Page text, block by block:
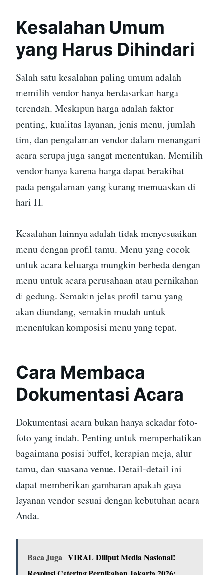
Kesalahan Umum
yang Harus Dihindari
Salah satu kesalahan paling umum adalah
memilih vendor hanya berdasarkan harga
terendah. Meskipun harga adalah faktor
penting, kualitas layanan, jenis menu, jumlah
tim, dan pengalaman vendor dalam menangani
acara serupa juga sangat menentukan. Memilih
vendor hanya karena harga dapat berakibat
pada pengalaman yang kurang memuaskan di
hari H.
Kesalahan lainnya adalah tidak menyesuaikan
menu dengan profil tamu. Menu yang cocok
untuk acara keluarga mungkin berbeda dengan
menu untuk acara perusahaan atau pernikahan
di gedung. Semakin jelas profil tamu yang
akan diundang, semakin mudah untuk
menentukan komposisi menu yang tepat.
Cara Membaca
Dokumentasi Acara
Dokumentasi acara bukan hanya sekadar foto-
foto yang indah. Penting untuk memperhatikan
bagaimana posisi buffet, kerapian meja, alur
tamu, dan suasana venue. Detail-detail ini
dapat memberikan gambaran apakah gaya
layanan vendor sesuai dengan kebutuhan acara
Anda.
Baca Juga VIRAL Diliput Media Nasional!